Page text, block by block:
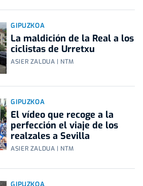
GIPUZKOA
La maldición de la Real a los
ciclistas de Urretxu
ASIER ZALDUA | NTM
GIPUZKOA
El vídeo que recoge a la
perfección el viaje de los
realzales a Sevilla
ASIER ZALDUA | NTM